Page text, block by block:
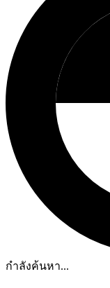
กำลังค้นหา...